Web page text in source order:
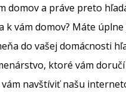
domov a práve preto
k vám domov? Máte
do vašej domácnosti
ktoré vám
navštíviť našu